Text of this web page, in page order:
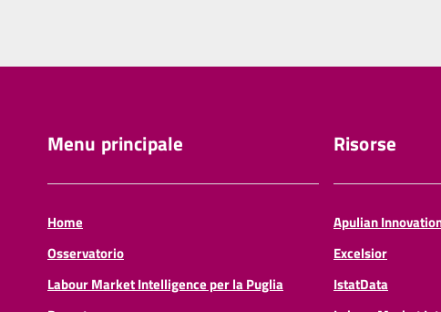
Menu principale
Home
Osservatorio
Labour Market Intelligence per la Puglia
Risorse
Apulian
Excelsior
IstatData